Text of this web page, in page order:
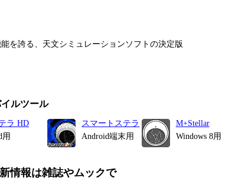
を誇る、天文シミュレーションソフトの決定版
ルツール
ラ HD
用
スマートステラ
Android端末用
M+Stellar
Windows 8用
情報は雑誌やムックで